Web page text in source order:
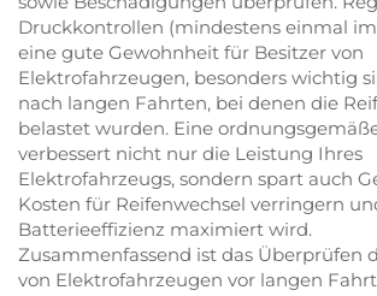
Druckkontrollen (mindestens einmal
eine gute Gewohnheit für Besitzer von
Elektrofahrzeugen, besonders wichtig
nach langen Fahrten, bei denen die
belastet wurden. Eine
verbessert nicht nur die Leistung Ihres
Elektrofahrzeugs, sondern spart auch
Kosten für Reifenwechsel verringern
Batterieeffizienz maximiert wird.
Zusammenfassend ist das Überprüfen
von Elektrofahrzeugen vor langen